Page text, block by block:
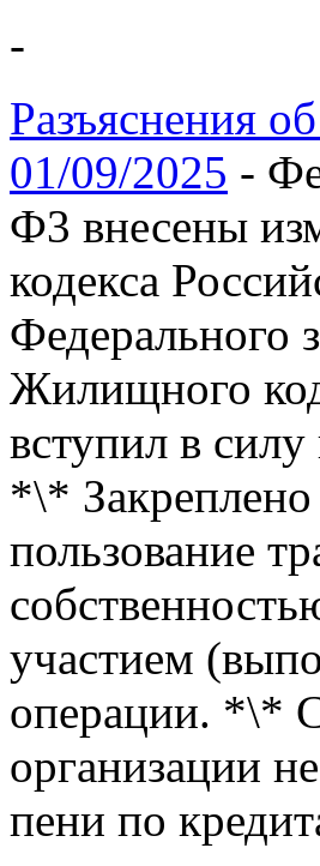
-
Разъяснения
01/09/2025 -
Ф3 внесены
кодекса
Федерального
Жилищного
вступил в
*\*
пользование
участием
операции. *\*
организации
пени по